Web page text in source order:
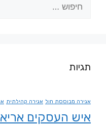
תגיות
אגירה מבוססת חול אגירה קהילתית
איש העסקים